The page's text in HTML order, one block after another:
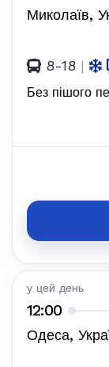
Миколаїв,
8-18 |
Без пішого
у цей день
12:00
Одеса,